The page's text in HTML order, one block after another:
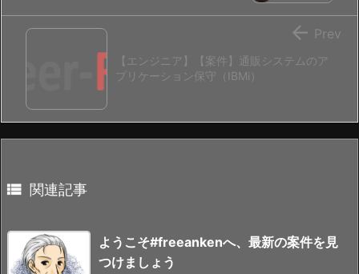
【エンジニア】【案件】通販システムのア
プリケーション保守（IBMi）
 Prev
 関連記事
ようこそ#freeankenへ、最新の案件を見
つけましょう